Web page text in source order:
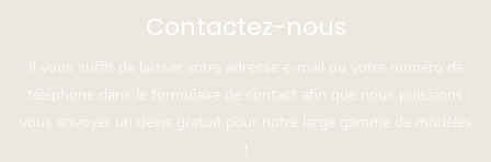
Contactez-nous
Il vous suffit de laisser votre adresse e-mail ou votre numéro de
téléphone dans le formulaire de contact afin que nous puissions
vous envoyer un devis gratuit pour notre large gamme de modèles
!